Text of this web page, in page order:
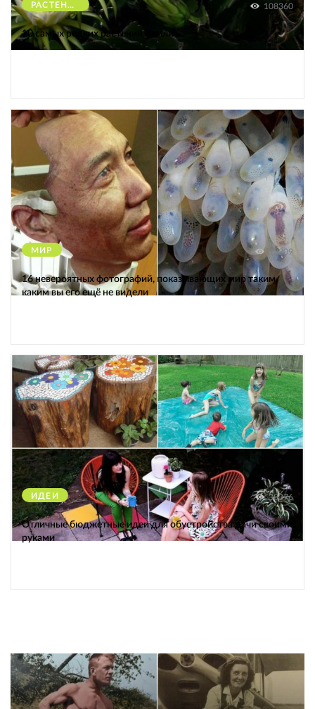
РАСТЕНИЯ 108360
10 самых редких растений Земли
МИР 12309
16 невероятных фотографий, показывающих мир таким,
каким вы его ещё не видели
ИДЕИ 38376
Отличные бюджетные идеи для обустройства дачи своими
руками